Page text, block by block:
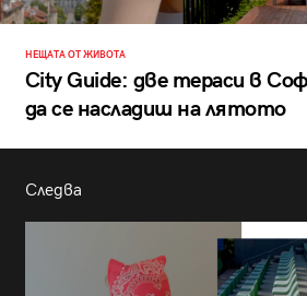
НЕЩАТА ОТ ЖИВОТА
City Guide: две тераси в
да се насладиш на лятото
Следва